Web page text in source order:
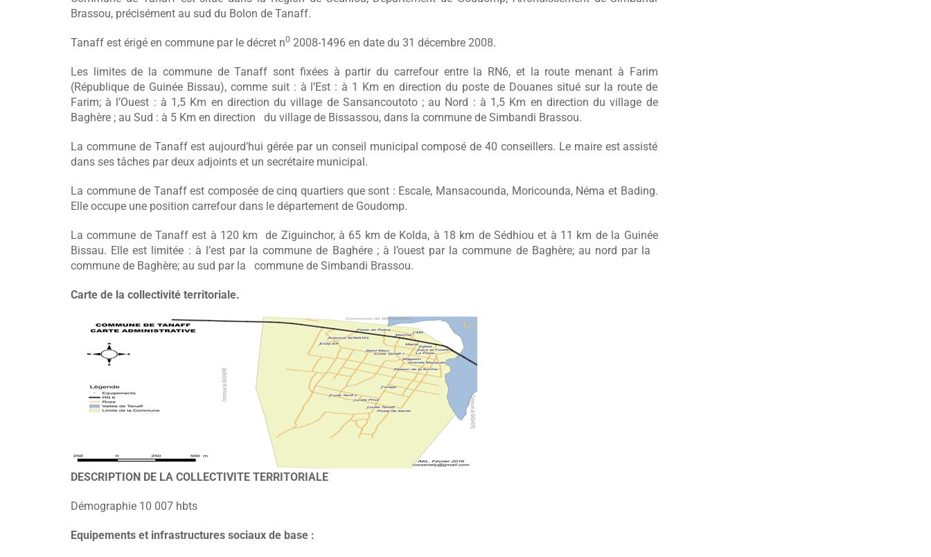
Brassou, précisément au sud du Bolon de Tanaff.
Tanaff est érigé en commune par le décret n0 2008-1496 en date du 31 décembre 2008.
Les limites de la commune de Tanaff sont fixées à partir du carrefour entre la RN6, et la route menant à Farim
(République de Guinée Bissau), comme suit : à l’Est : à 1 Km en direction du poste de Douanes situé sur la route de
Farim; à l’Ouest : à 1,5 Km en direction du village de Sansancoutoto ; au Nord : à 1,5 Km en direction du village de
Baghère ; au Sud : à 5 Km en direction du village de Bissassou, dans la commune de Simbandi Brassou.
La commune de Tanaff est aujourd’hui gérée par un conseil municipal composé de 40 conseillers. Le maire est assisté
dans ses tâches par deux adjoints et un secrétaire municipal.
La commune de Tanaff est composée de cinq quartiers que sont : Escale, Mansacounda, Moricounda, Néma et Bading.
Elle occupe une position carrefour dans le département de Goudomp.
La commune de Tanaff est à 120 km de Ziguinchor, à 65 km de Kolda, à 18 km de Sédhiou et à 11 km de la Guinée
Bissau. Elle est limitée : à l’est par la commune de Baghére ; à l’ouest par la commune de Baghère; au nord par la
commune de Baghère; au sud par la commune de Simbandi Brassou.
Carte de la collectivité territoriale.
DESCRIPTION DE LA COLLECTIVITE TERRITORIALE
Démographie 10 007 hbts
Equipements et infrastructures sociaux de base :